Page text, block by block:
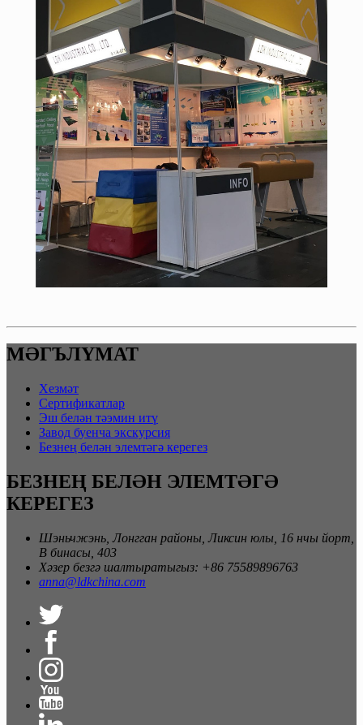
МӘГЪЛҮМАТ
Хезмәт
Сертификатлар
Эш белән тәэмин итү
Завод буенча экскурсия
Безнең белән элемтәгә керегез
БЕЗНЕҢ БЕЛӘН ЭЛЕМТӘГӘ
КЕРЕГЕЗ
Шэньчжэнь, Лонгган районы, Ликсин юлы, 16 нчы йорт,
В бинасы, 403
Хәзер безгә шалтыратыгыз: +86 75589896763
anna@ldkchina.com